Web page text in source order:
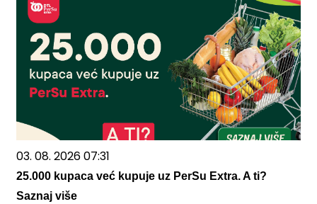
03. 08. 2026 07:31
25.000 kupaca već kupuje uz PerSu Extra. A ti?
Saznaj više